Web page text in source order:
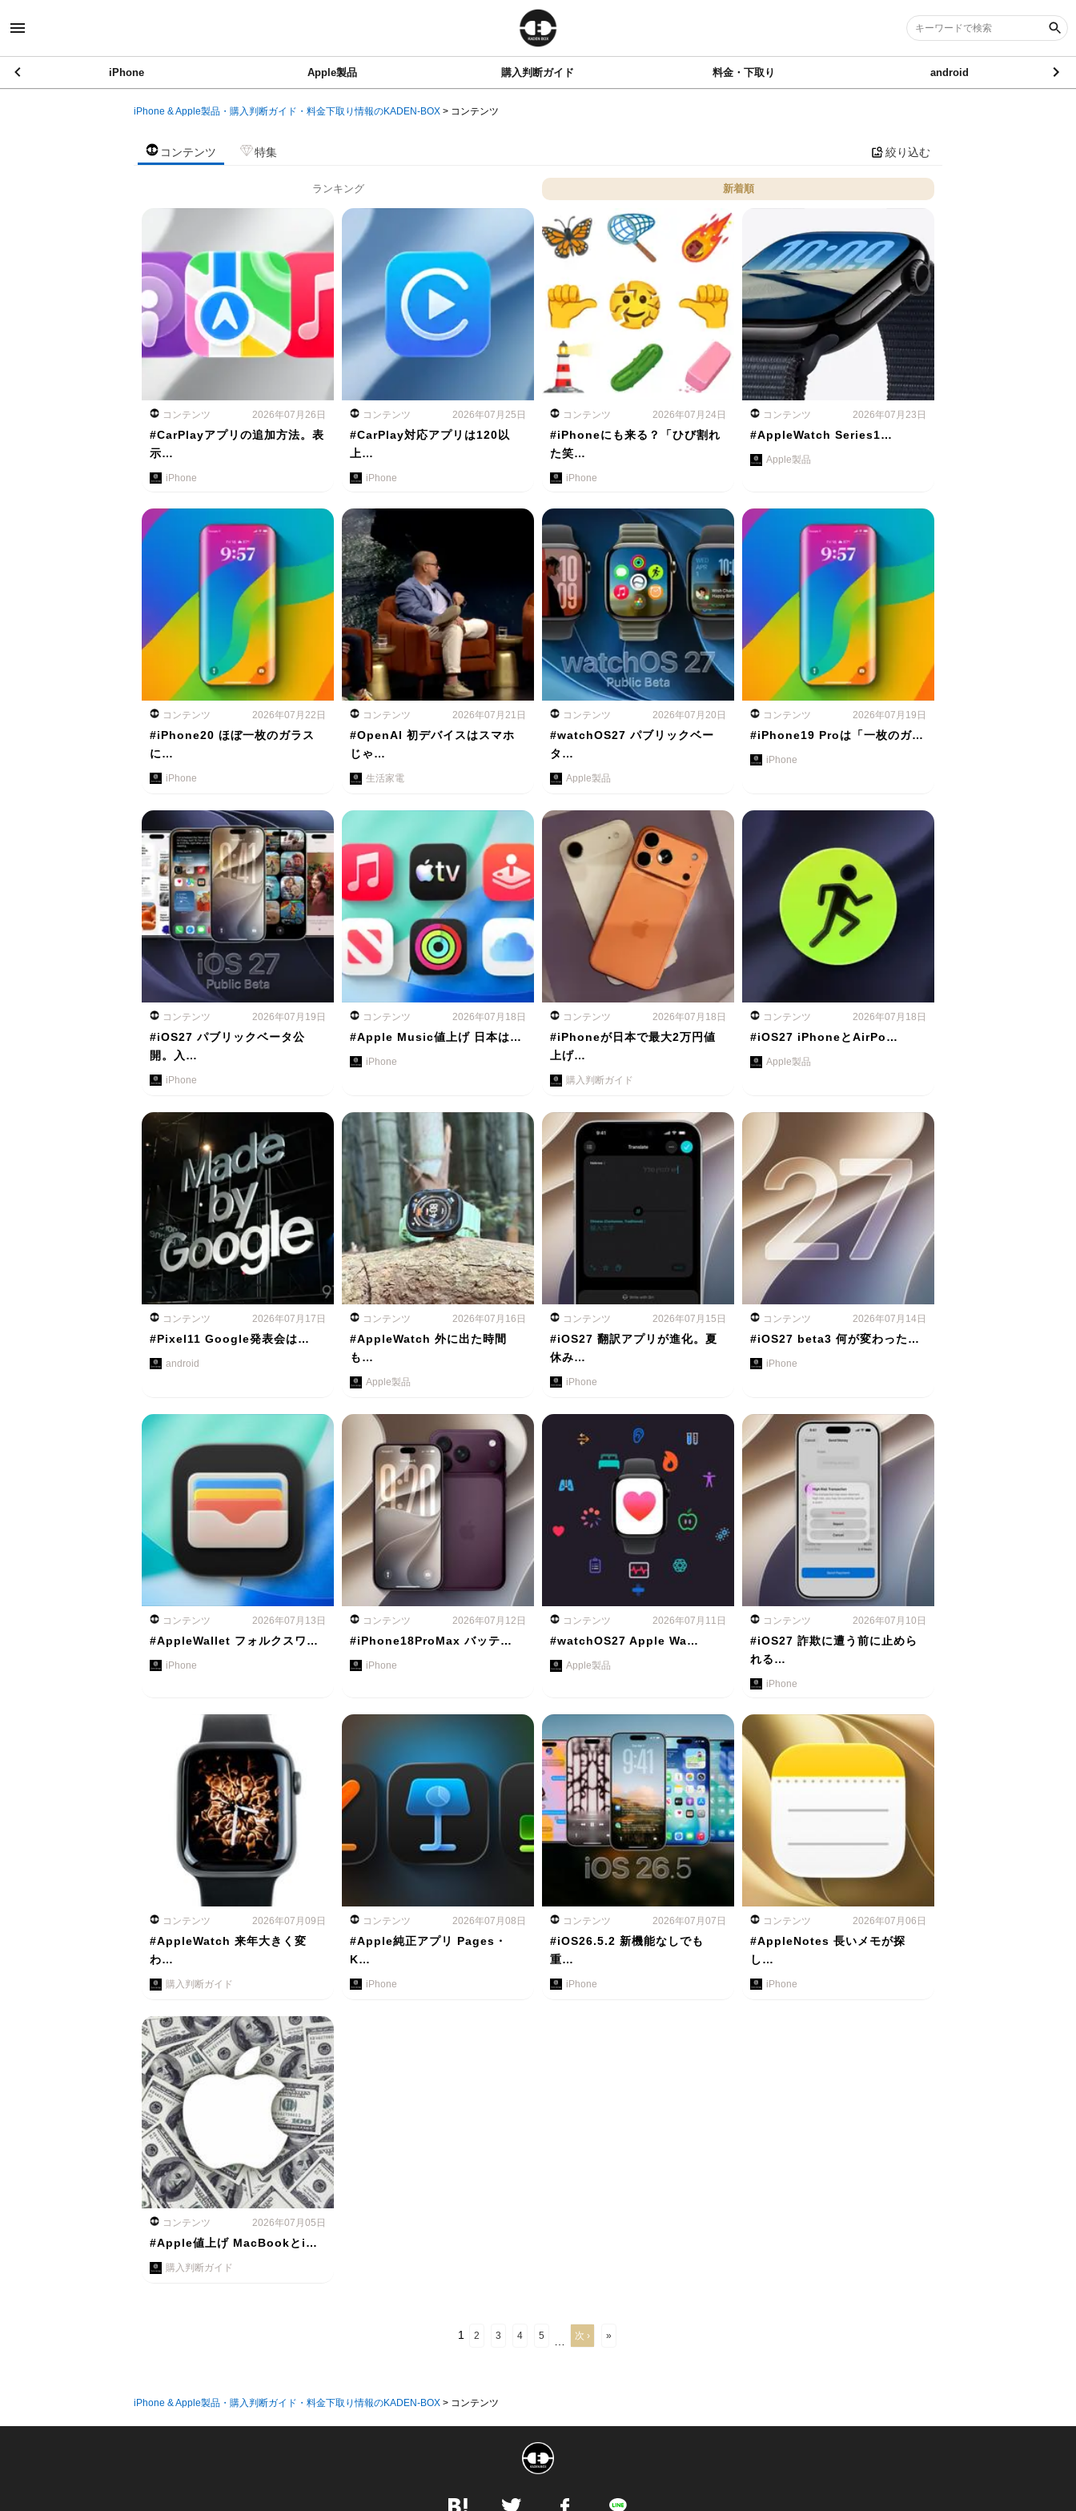
iPhone Apple製品 購入判断ガイド 料金・下取り android
iPhone & Apple製品・購入判断ガイド・料金下取り情報のKADEN-BOX > コンテンツ
コンテンツ 特集 絞り込む
ランキング 新着順
コンテンツ 2026年07月26日
#CarPlayアプリの追加方法。表
示…
iPhone
コンテンツ 2026年07月25日
#CarPlay対応アプリは120以
上…
iPhone
コンテンツ 2026年07月24日
#iPhoneにも来る？「ひび割れ
た笑…
iPhone
コンテンツ 2026年07月23日
#AppleWatch Series1…
Apple製品
コンテンツ 2026年07月22日
#iPhone20 ほぼ一枚のガラス
に…
iPhone
コンテンツ 2026年07月21日
#OpenAI 初デバイスはスマホ
じゃ…
生活家電
コンテンツ 2026年07月20日
#watchOS27 パブリックベー
タ…
Apple製品
コンテンツ 2026年07月19日
#iPhone19 Proは「一枚のガ…
iPhone
コンテンツ 2026年07月19日
#iOS27 パブリックベータ公
開。入…
iPhone
コンテンツ 2026年07月18日
#Apple Music値上げ 日本は…
iPhone
コンテンツ 2026年07月18日
#iPhoneが日本で最大2万円値
上げ…
購入判断ガイド
コンテンツ 2026年07月18日
#iOS27 iPhoneとAirPo…
Apple製品
コンテンツ 2026年07月17日
#Pixel11 Google発表会は…
android
コンテンツ 2026年07月16日
#AppleWatch 外に出た時間
も…
Apple製品
コンテンツ 2026年07月15日
#iOS27 翻訳アプリが進化。夏
休み…
iPhone
コンテンツ 2026年07月14日
#iOS27 beta3 何が変わった…
iPhone
コンテンツ 2026年07月13日
#AppleWallet フォルクスワ…
iPhone
コンテンツ 2026年07月12日
#iPhone18ProMax バッテ…
iPhone
コンテンツ 2026年07月11日
#watchOS27 Apple Wa…
Apple製品
コンテンツ 2026年07月10日
#iOS27 詐欺に遭う前に止めら
れる…
iPhone
コンテンツ 2026年07月09日
#AppleWatch 来年大きく変
わ…
購入判断ガイド
コンテンツ 2026年07月08日
#Apple純正アプリ Pages・
K…
iPhone
コンテンツ 2026年07月07日
#iOS26.5.2 新機能なしでも
重…
iPhone
コンテンツ 2026年07月06日
#AppleNotes 長いメモが探
し…
iPhone
コンテンツ 2026年07月05日
#Apple値上げ MacBookとi…
購入判断ガイド
1 2 3 4 5 次 › »
iPhone & Apple製品・購入判断ガイド・料金下取り情報のKADEN-BOX > コンテンツ